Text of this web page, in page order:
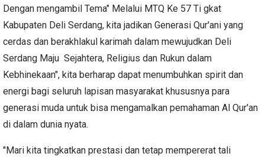
Dengan mengambil Tema" Melalui MTQ Ke 57 Ti gkat
Kabupaten Deli Serdang, kita jadikan Generasi Qur'ani yang
cerdas dan berakhlakul karimah dalam mewujudkan Deli
Serdang Maju Sejahtera, Religius dan Rukun dalam
Kebhinekaan", kita berharap dapat menumbuhkan spirit dan
energi bagi seluruh lapisan masyarakat khususnya para
generasi muda untuk bisa mengamalkan pemahaman Al Qur'an
di dalam dunia nyata.
"Mari kita tingkatkan prestasi dan tetap mempererat tali